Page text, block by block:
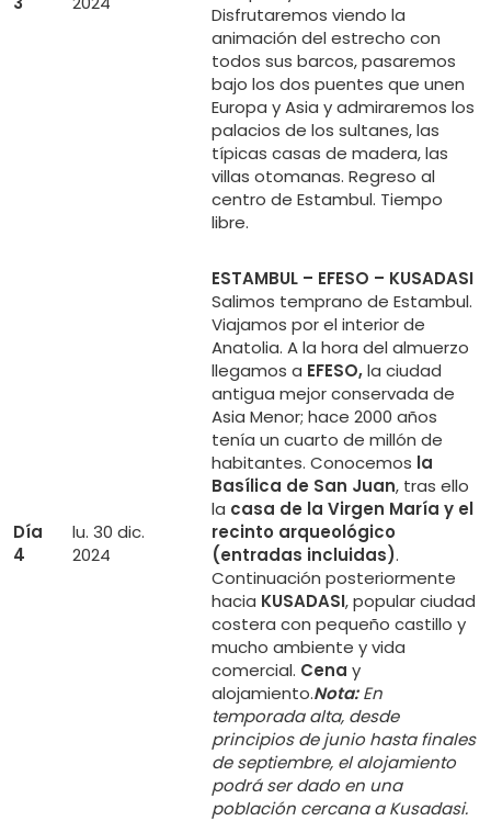
Disfrutaremos viendo la
animación del estrecho con
todos sus barcos, pasaremos
bajo los dos puentes que unen
Europa y Asia y admiraremos los
palacios de los sultanes, las
típicas casas de madera, las
villas otomanas. Regreso al
centro de Estambul. Tiempo
libre.
Día
4
lu. 30 dic.
2024
ESTAMBUL – EFESO – KUSADASI
Salimos temprano de Estambul.
Viajamos por el interior de
Anatolia. A la hora del almuerzo
llegamos a EFESO,la ciudad
antigua mejor conservada de
Asia Menor; hace 2000 años
tenía un cuarto de millón de
habitantes. Conocemos la
Basílica de San Juan, tras ello
la casa de la Virgen María y el
recinto arqueológico
(entradas incluidas).
Continuación posteriormente
hacia KUSADASI, popular ciudad
costera con pequeño castillo y
mucho ambiente y vida
comercial. Cena y
alojamiento.Nota:En
temporada alta, desde
principios de junio hasta finales
de septiembre, el alojamiento
podrá ser dado en una
población cercana a Kusadasi.